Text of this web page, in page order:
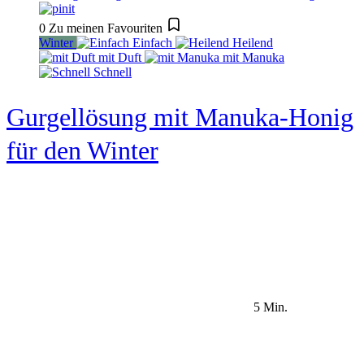
0 Zu meinen Favouriten
Winter
Einfach
Heilend
mit Duft
mit Manuka
Schnell
Gurgellösung mit Manuka-Honig
für den Winter
5 Min.